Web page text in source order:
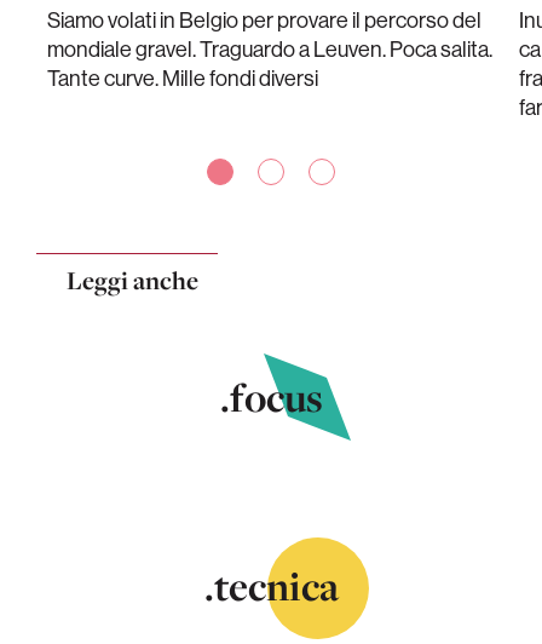
Siamo volati in Belgio per provare il percorso del
mondiale gravel. Traguardo a Leuven. Poca salita.
Tante curve. Mille fondi diversi
Leggi anche
.focus
.tecnica